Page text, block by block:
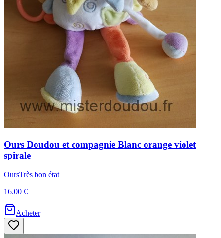
Ours Doudou et compagnie Blanc orange violet
spirale
OursTrès bon état
16.00 €
Acheter